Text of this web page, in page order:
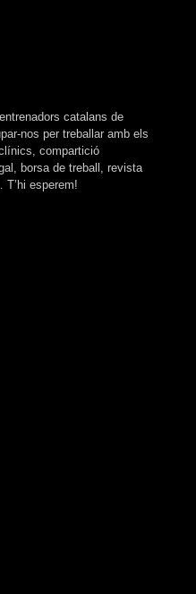
catalans de
nos per treballar amb els
compartició
borsa de treball, revista
esperem!